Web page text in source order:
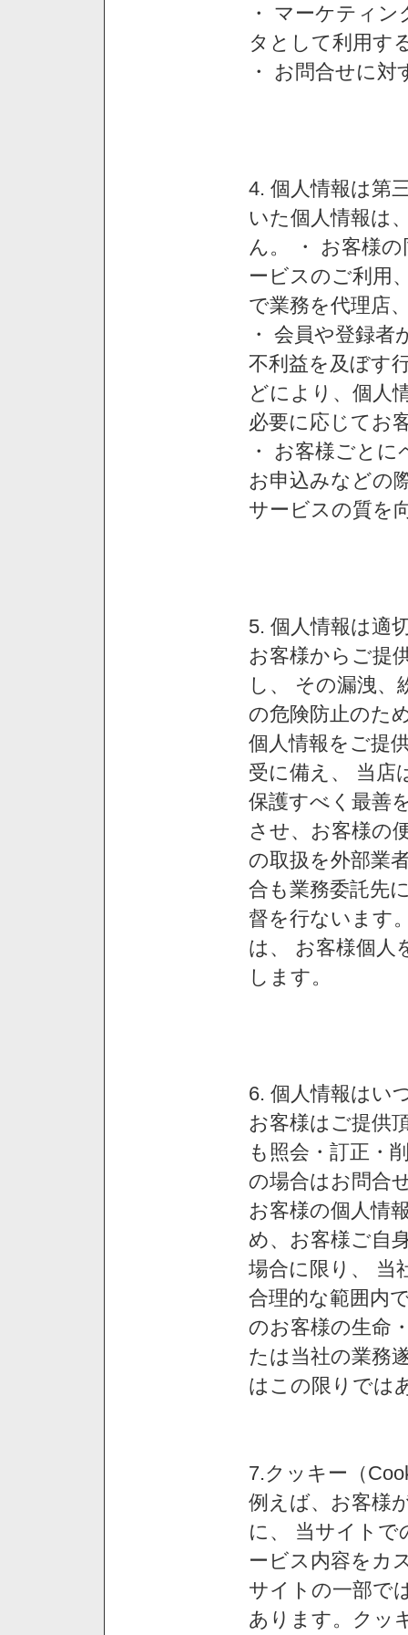
・ マーケティ
タとして利用す
・ お問合せに
4. 個人情報は第
いた個人情報は
ん。 ・ お客様
ービスのご利用
で業務を代理店
・ 会員や登録
不利益を及ぼす
どにより、個人
必要に応じてお
・ お客様ごと
お申込みなどの
サービスの質を
5. 個人情報は適
お客様からご提
し、 その漏洩、
の危険防止のた
個人情報をご提
受に備え、 当店
保護すべく最善
させ、お客様の
の取扱を外部業
合も業務委託先
督を行ないます
は、 お客様個人
します。
6. 個人情報はい
お客様はご提供
も照会・訂正・
の場合はお問合
お客様の個人情
め、お客様ご自
場合に限り、 当
合理的な範囲内
のお客様の生命
たは当社の業務
はこの限りでは
7.クッキー（
例えば、お客様
に、 当サイトで
ービス内容をカ
サイトの一部で
あります。クッ